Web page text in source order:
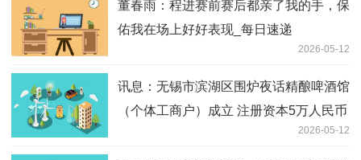
董春雨：程进赛前赛后都亲了我的手，保
佑我在场上好好表现_每日速递
2026-05-12
讯息：无锡市滨湖区围炉夜话精酿啤酒馆
（个体工商户）成立 注册资本5万人民币
2026-05-12